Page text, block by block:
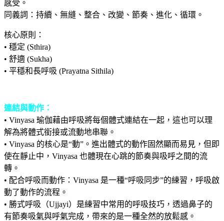
感受。
同義詞：持續、無縫、整合、改變、節奏、進化、循環。
核心原則：
• 穩定 (Sthira)
• 舒適 (Sukha)
• 平穩和長呼吸 (Prayatna Sithila)
連結與動作：
• Vinyasa 瑜伽藉由呼吸將每個體式連結在一起，這也可以理
解為將體式銜接或流動地串聯。
• Vinyasa 的核心是“動”。進出體式的動作固然顯而易見，但即
使在靜止中，Vinyasa 也體現在心跳的節奏與吸呼之間的流
轉。
• 配合呼吸而動作：Vinyasa 是一種“呼吸同步”的練習，呼吸啟
動了動作的流程。
• 勝式呼吸（Ujjayi）是練習中常用的呼吸技巧，透過鼻子的
有節奏吸氣與呼氣完成，帶來的是一種全然的放鬆感。